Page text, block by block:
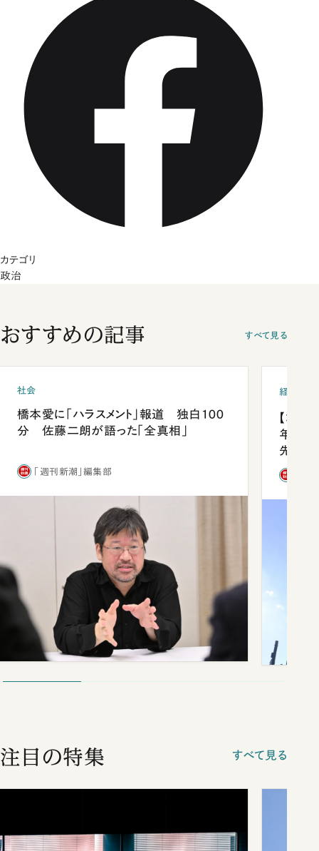
カテゴリ
政治
おすすめの記事 すべて見る
社会
橋本愛に「ハラスメント」報道 独白100
分 佐藤二朗が語った「全真相」
「週刊新潮」編集部
経済・ビ
【コン
年会は
先1位
注目の特集 すべて見る